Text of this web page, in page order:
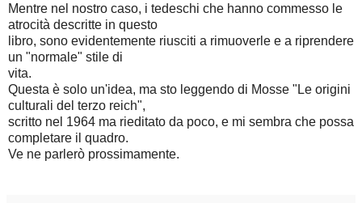
Mentre nel nostro caso, i tedeschi che hanno commesso le
atrocità descritte in questo
libro, sono evidentemente riusciti a rimuoverle e a riprendere
un "normale" stile di
vita.
Questa è solo un'idea, ma sto leggendo di Mosse "Le origini
culturali del terzo reich",
scritto nel 1964 ma rieditato da poco, e mi sembra che possa
completare il quadro.
Ve ne parlerò prossimamente.